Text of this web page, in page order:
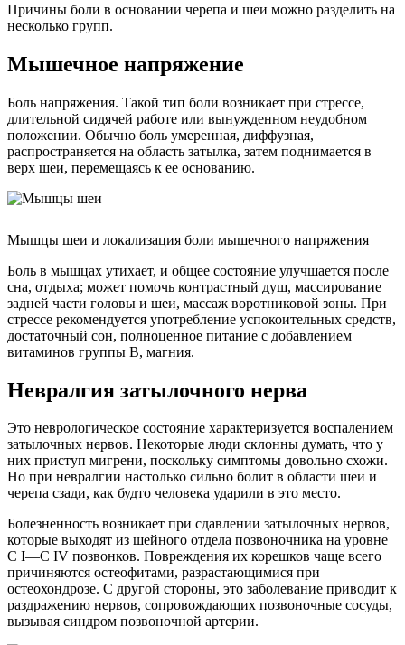
Причины боли в основании черепа и шеи можно разделить на
несколько групп.
Мышечное напряжение
Боль напряжения. Такой тип боли возникает при стрессе,
длительной сидячей работе или вынужденном неудобном
положении. Обычно боль умеренная, диффузная,
распространяется на область затылка, затем поднимается в
верх шеи, перемещаясь к ее основанию.
Мышцы шеи и локализация боли мышечного напряжения
Боль в мышцах утихает, и общее состояние улучшается после
сна, отдыха; может помочь контрастный душ, массирование
задней части головы и шеи, массаж воротниковой зоны. При
стрессе рекомендуется употребление успокоительных средств,
достаточный сон, полноценное питание с добавлением
витаминов группы B, магния.
Невралгия затылочного нерва
Это неврологическое состояние характеризуется воспалением
затылочных нервов. Некоторые люди склонны думать, что у
них приступ мигрени, поскольку симптомы довольно схожи.
Но при невралгии настолько сильно болит в области шеи и
черепа сзади, как будто человека ударили в это место.
Болезненность возникает при сдавлении затылочных нервов,
которые выходят из шейного отдела позвоночника на уровне
С I—С IV позвонков. Повреждения их корешков чаще всего
причиняются остеофитами, разрастающимися при
остеохондрозе. С другой стороны, это заболевание приводит к
раздражению нервов, сопровождающих позвоночные сосуды,
вызывая синдром позвоночной артерии.